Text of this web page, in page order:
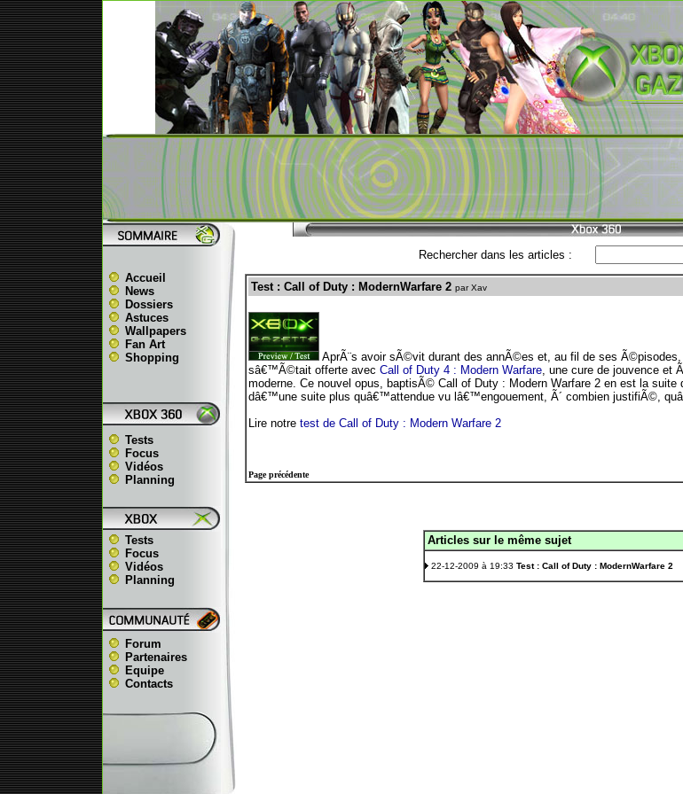
Accueil
News
Dossiers
Astuces
Wallpapers
Fan Art
Shopping
Tests
Focus
Vidéos
Planning
Tests
Focus
Vidéos
Planning
Forum
Partenaires
Equipe
Contacts
Rechercher dans les articles :
Test : Call of Duty : ModernWarfare 2 par Xav
AprÃ¨s avoir sÃ©vit durant des annÃ©es et, au fil de ses
sâ€™Ã©tait offerte avec Call of Duty 4 : Modern Warfare, une cure de jouvence et
moderne. Ce nouvel opus, baptisÃ© Call of Duty : Modern Warfare 2 en est la
dâ€™une suite plus quâ€™attendue vu lâ€™engouement, Ã´ combien justifiÃ©,
Lire notre test de Call of Duty : Modern Warfare 2
Page précédente
Articles sur le même sujet
22-12-2009 à 19:33 Test : Call of Duty : ModernWarfare 2